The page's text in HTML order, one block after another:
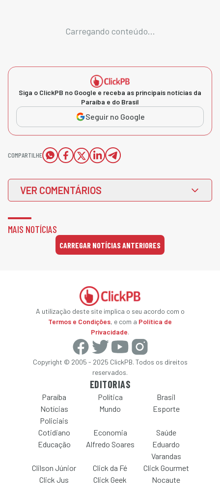
Carregando conteúdo...
Siga o ClickPB no Google e receba as principais notícias da
Paraíba e do Brasil
Seguir no Google
COMPARTILHE
VER COMENTÁRIOS
MAIS NOTÍCIAS
CARREGAR NOTÍCIAS ANTERIORES
A utilização deste site implica o seu acordo com o
Termos e Condições, e com a Política de
Privacidade.
Copyright © 2005 - 2025 ClickPB. Todos os direitos
reservados.
EDITORIAS
Paraíba Política
Brasil
Notícias
Policiais
Mundo Esporte
Cotidiano Economia
Saúde
Educação
Alfredo Soares
Eduardo
Varandas
Clilson Júnior
Click da Fé
Click Gourmet
Click Jus
Click Geek Nocaute